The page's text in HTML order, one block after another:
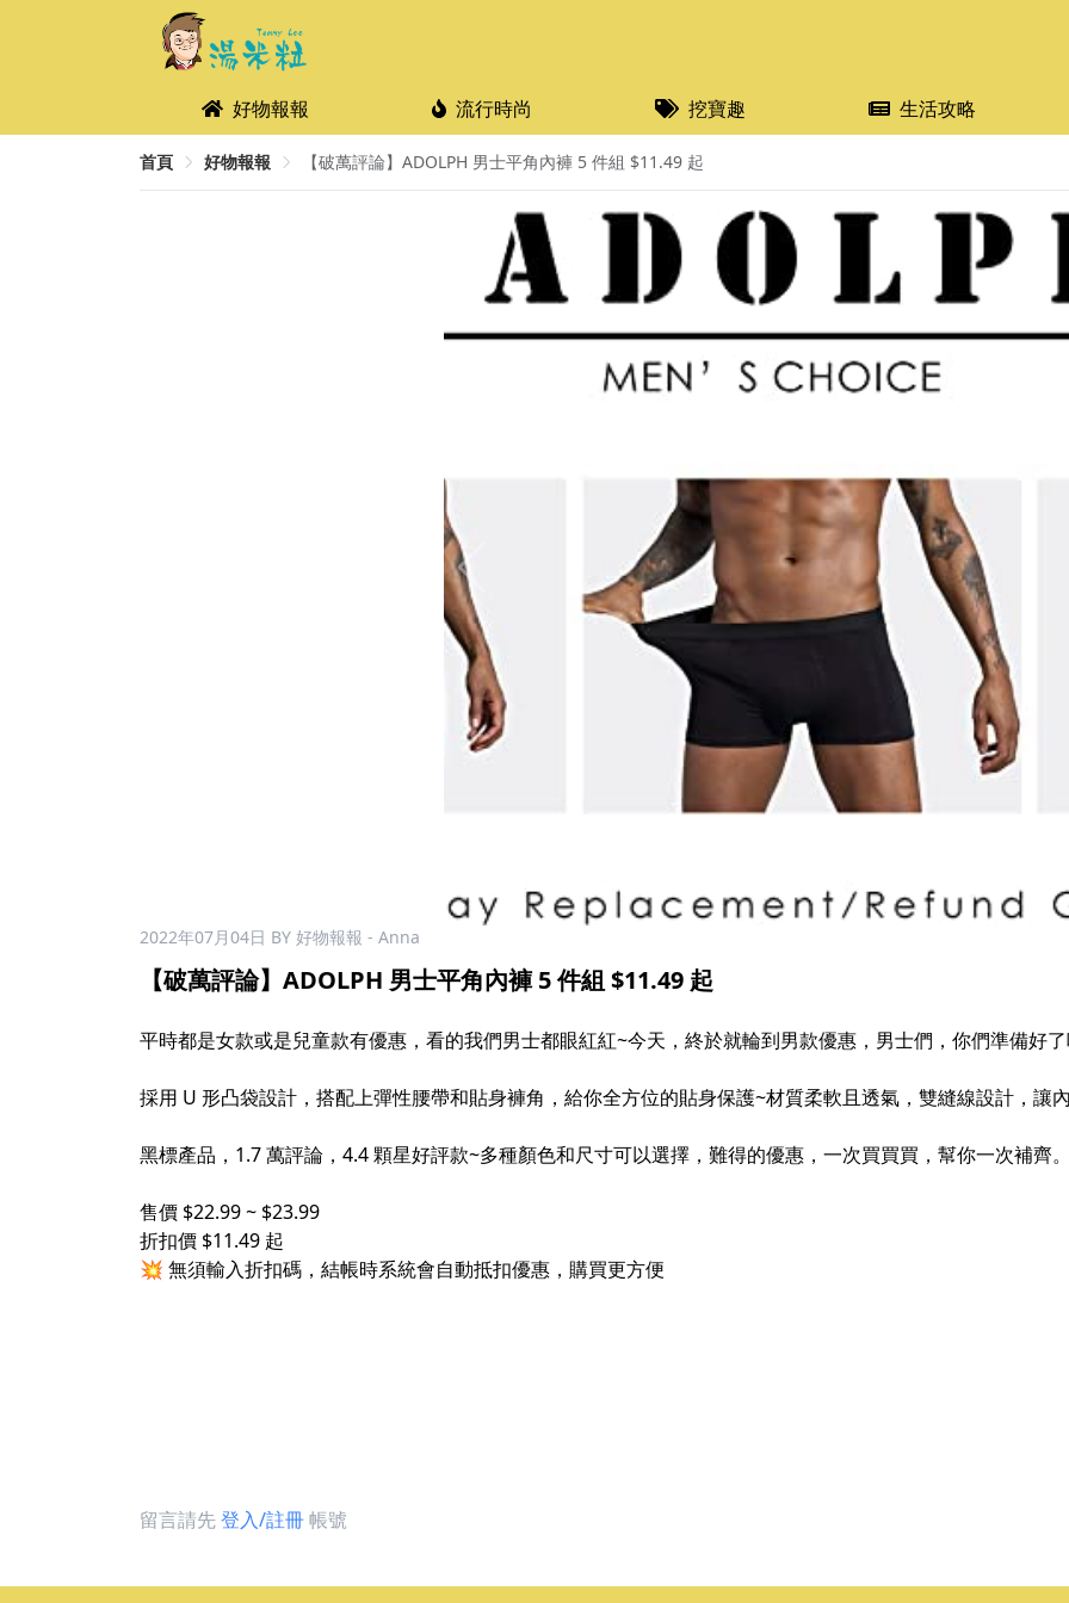
好物報報 流行時尚 挖寶趣 生活攻略
首頁 好物報報 【破萬評論】ADOLPH 男士平角內褲 5 件組 $11.49 起
2022年07月04日 BY 好物報報 - Anna
【破萬評論】ADOLPH 男士平角內褲 5 件組 $11.49 起
平時都是女款或是兒童款有優惠，看的我們男士都眼紅紅~今天，終於就輪到男款優惠，男士們，你們準備好
採用 U 形凸袋設計，搭配上彈性腰帶和貼身褲角，給你全方位的貼身保護~材質柔軟且透氣，雙縫線設計，讓
黑標產品，1.7 萬評論，4.4 顆星好評款~多種顏色和尺寸可以選擇，難得的優惠，一次買買買，幫你一次補齊
售價 $22.99 ~ $23.99
折扣價 $11.49 起
💥 無須輸入折扣碼，結帳時系統會自動抵扣優惠，購買更方便​
留言請先登入/註冊帳號